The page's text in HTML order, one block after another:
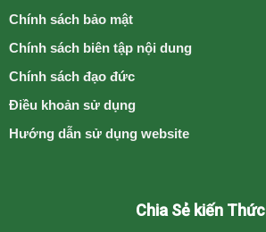
Chính sách bảo mật
Chính sách biên tập nội dung
Chính sách đạo đức
Điều khoản sử dụng
Hướng dẫn sử dụng website
Chia Sẻ kiến Thức